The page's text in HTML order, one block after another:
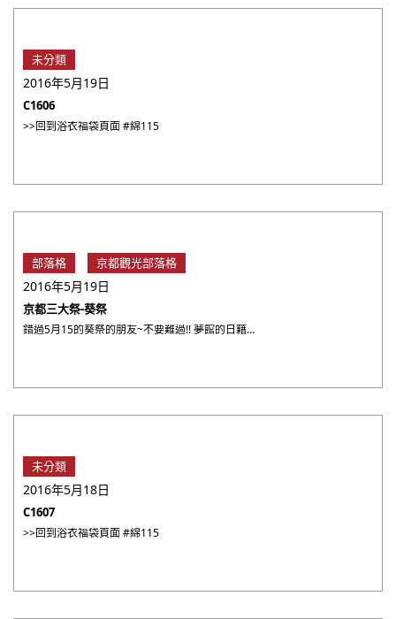
未分類
2016年5月19日
C1606
>>回到浴衣福袋頁面 #綿115
部落格 京都觀光部落格
2016年5月19日
京都三大祭-葵祭
錯過5月15的葵祭的朋友~不要難過!! 夢館的日籍攝影師當天也特地去拍了一小段的祭典行進過程, 這個在京都三大 ・・・
未分類
2016年5月18日
C1607
>>回到浴衣福袋頁面 #綿115